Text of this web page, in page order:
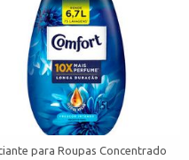
para Roupas Concentrado